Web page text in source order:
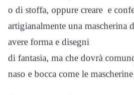
o di stoffa, oppure creare e
artigianalmente una mascherina
avere forma e disegni
di fantasia, ma che dovrà
naso e bocca come le